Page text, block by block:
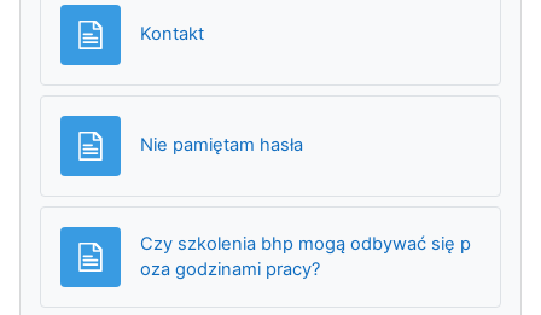
KontaktStrona
Nie pamiętam hasłaStrona
Czy szkolenia bhp mogą odbywać się p
oza godzinami pracy?Strona